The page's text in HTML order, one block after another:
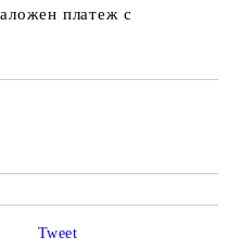
платеж с
Tweet